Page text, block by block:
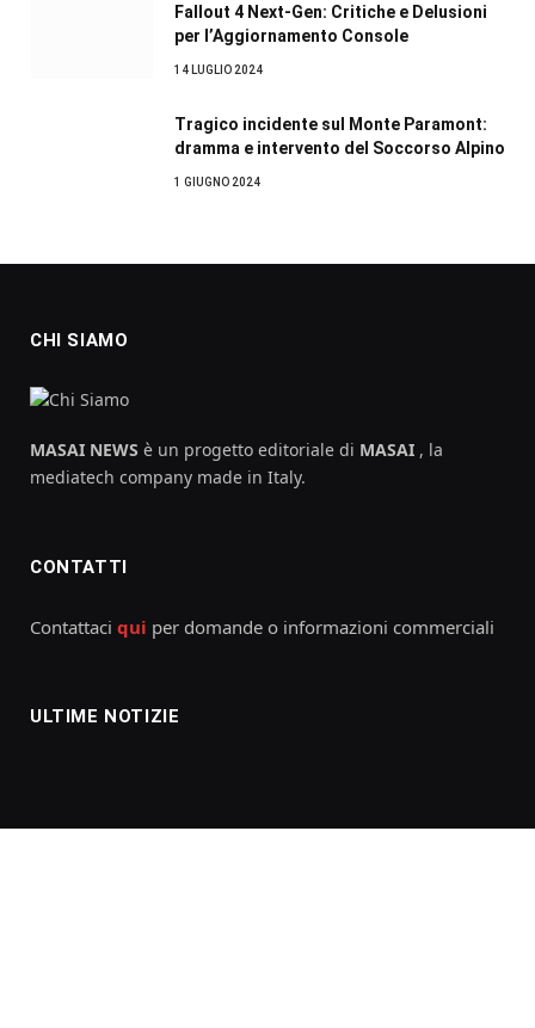
Fallout 4 Next-Gen: Critiche e Delusioni
per l’Aggiornamento Console
14 LUGLIO 2024
Tragico incidente sul Monte Paramont:
dramma e intervento del Soccorso Alpino
1 GIUGNO 2024
CHI SIAMO
MASAI NEWS è un progetto editoriale di MASAI , la
mediatech company made in Italy.
CONTATTI
Contattaci qui per domande o informazioni commerciali
ULTIME NOTIZIE